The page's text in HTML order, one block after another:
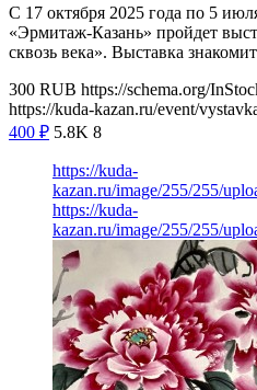
С 17 октября 2025 года по 5
«Эрмитаж-Казань» пройдет
сквозь века». Выставка
300 RUB https://schema.org/
https://kuda-kazan.ru/event/
400 ₽ 5.8K 8
https://kuda-
kazan.ru/image/255/255/
https://kuda-
kazan.ru/image/255/255/